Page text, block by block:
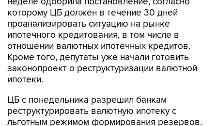
которому ЦБ должен в течение 30 дней
проанализировать ситуацию на рынке
ипотечного кредитования, в том числе в
отношении валютных ипотечных кредитов.
Кроме того, депутаты уже начали готовить
законопроект о реструктуризации валютной
ипотеки.
ЦБ с понедельника разрешил банкам
реструктурировать валютную ипотеку с
льготным режимом формирования резервов.